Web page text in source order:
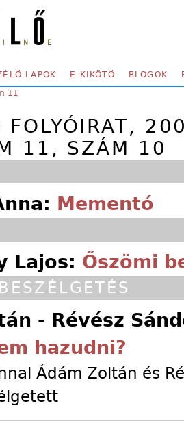
LAPOK E-KIKÖTŐ BLOGOK
11
FOLYÓIRAT,
11, SZÁM 10
Mementó
Lajos: Őszömi
- Révész
hazudni?
Ádám Zoltán és